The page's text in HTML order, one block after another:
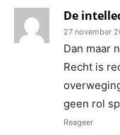
De
27 november
Dan maar
Recht is
geen rol
Reageer